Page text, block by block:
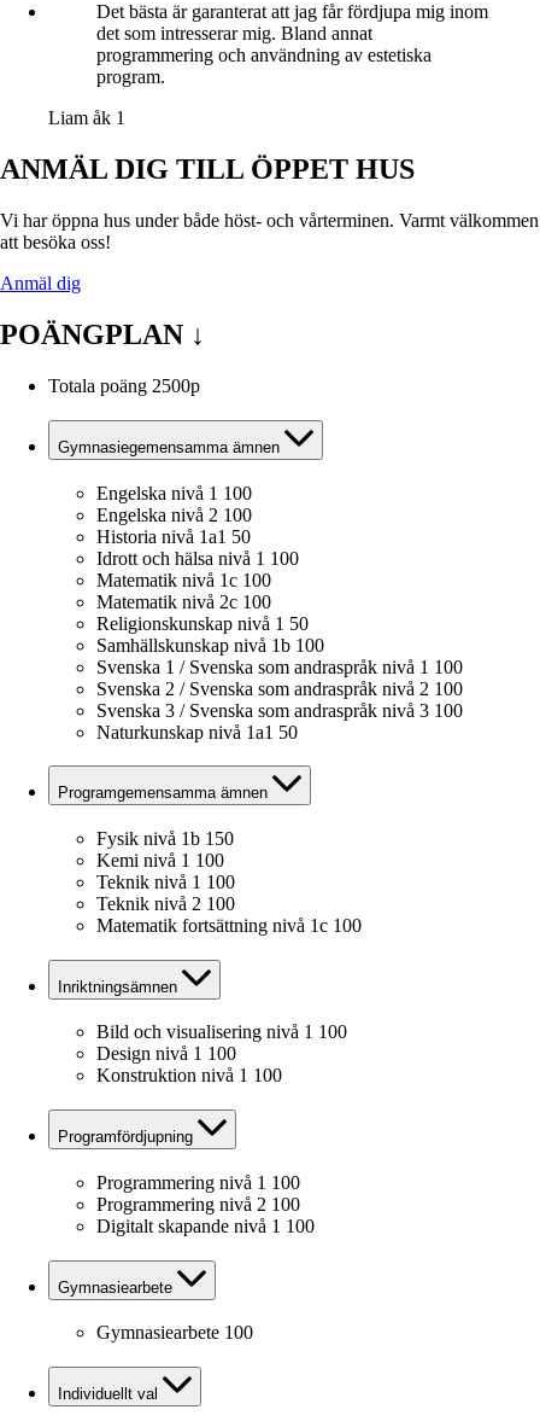
Det bästa är garanterat att jag får fördjupa mig inom
det som intresserar mig. Bland annat
programmering och användning av estetiska
program.
Liam åk 1
ANMÄL DIG TILL ÖPPET HUS
Vi har öppna hus under både höst- och vårterminen. Varmt välkommen
att besöka oss!
Anmäl dig
POÄNGPLAN ↓
Totala poäng 2500p
Gymnasiegemensamma ämnen
Engelska nivå 1 100
Engelska nivå 2 100
Historia nivå 1a1 50
Idrott och hälsa nivå 1 100
Matematik nivå 1c 100
Matematik nivå 2c 100
Religionskunskap nivå 1 50
Samhällskunskap nivå 1b 100
Svenska 1 / Svenska som andraspråk nivå 1 100
Svenska 2 / Svenska som andraspråk nivå 2 100
Svenska 3 / Svenska som andraspråk nivå 3 100
Naturkunskap nivå 1a1 50
Programgemensamma ämnen
Fysik nivå 1b 150
Kemi nivå 1 100
Teknik nivå 1 100
Teknik nivå 2 100
Matematik fortsättning nivå 1c 100
Inriktningsämnen
Bild och visualisering nivå 1 100
Design nivå 1 100
Konstruktion nivå 1 100
Programfördjupning
Programmering nivå 1 100
Programmering nivå 2 100
Digitalt skapande nivå 1 100
Gymnasiearbete
Gymnasiearbete 100
Individuellt val